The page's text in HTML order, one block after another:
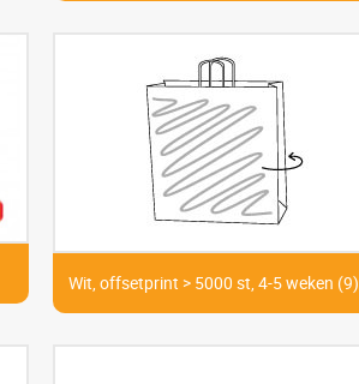
Wit, offsetprint > 5000 st, 4-5 weken (9)